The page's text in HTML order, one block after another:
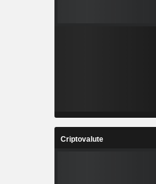
Criptovalute